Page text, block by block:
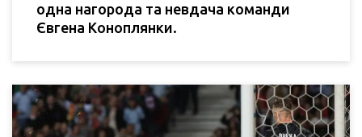
одна нагорода та невдача команди
Євгена Коноплянки.